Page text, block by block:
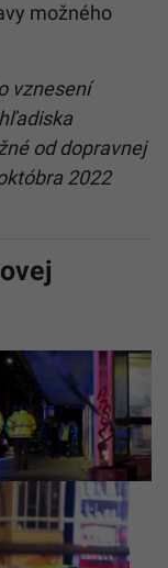
možného
vznesení
od dopravnej
2022